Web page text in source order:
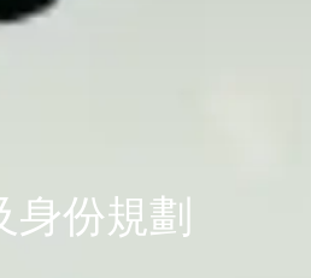
身份規劃